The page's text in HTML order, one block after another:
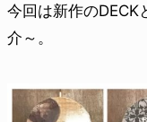
今回は新作の
介～。